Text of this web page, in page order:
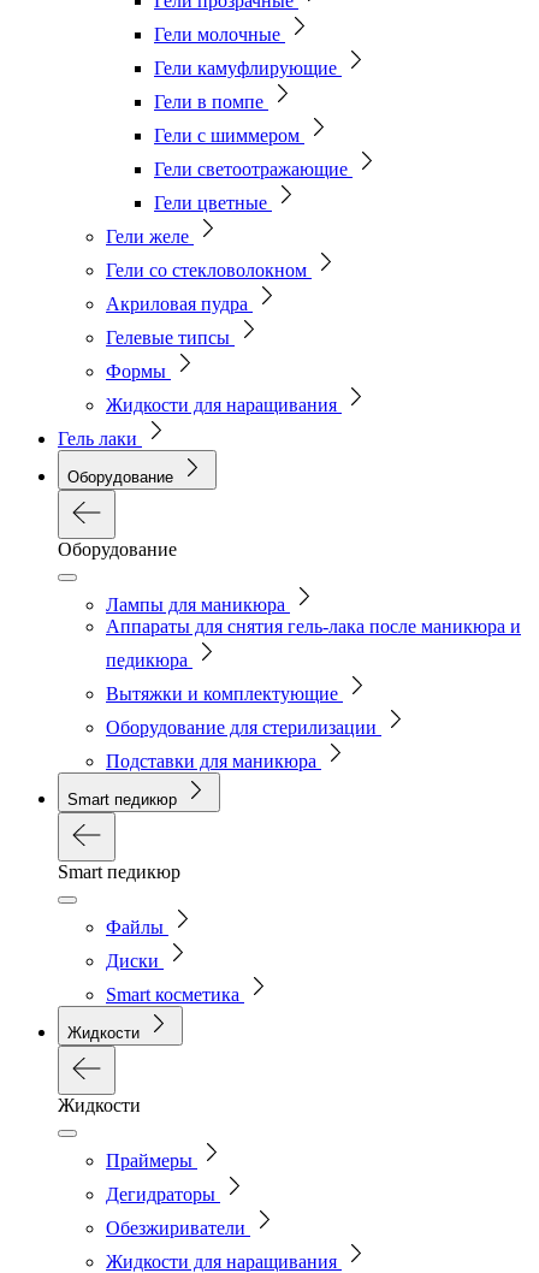
Гели молочные
Гели камуфлирующие
Гели в помпе
Гели с шиммером
Гели светоотражающие
Гели цветные
Гели желе
Гели со стекловолокном
Акриловая пудра
Гелевые типсы
Формы
Жидкости для наращивания
Гель лаки
Оборудование
Оборудование
Лампы для маникюра
Аппараты для снятия гель-лака после маникюра и
педикюра
Вытяжки и комплектующие
Оборудование для стерилизации
Подставки для маникюра
Smart педикюр
Smart педикюр
Файлы
Диски
Smart косметика
Жидкости
Жидкости
Праймеры
Дегидраторы
Обезжириватели
Жидкости для наращивания